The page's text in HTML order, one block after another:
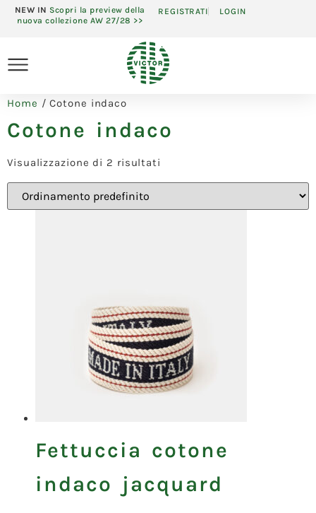
NEW IN Scopri la preview della
nuova collezione AW 27/28 >>
REGISTRATI LOGIN
Home / Cotone indaco
Cotone indaco
Visualizzazione di 2 risultati
Fettuccia cotone
indaco jacquard